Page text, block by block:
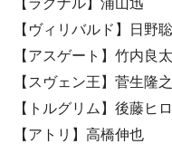
【ラグナル】浦山迅
【ヴィリバルド】日野聡
【アスゲート】竹内良太
【スヴェン王】菅生隆之
【トルグリム】後藤ヒ
【アトリ】高橋伸也